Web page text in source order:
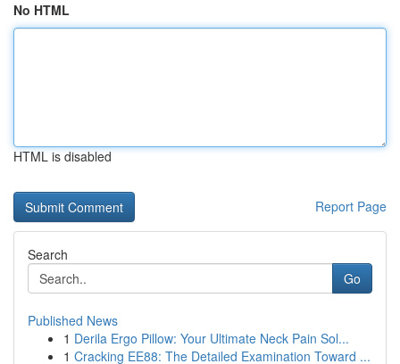
No HTML
HTML is disabled
Report Page
Search
Go
Published News
1 Derila Ergo Pillow: Your Ultimate Neck Pain Sol...
1 Cracking EE88: The Detailed Examination Toward ...